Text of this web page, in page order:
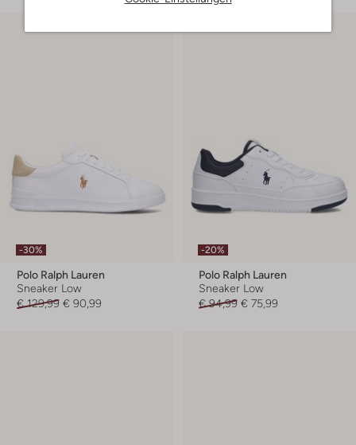
-30%
Polo Ralph Lauren
Sneaker Low
€ 129,99 € 90,99
-20%
Polo Ralph Lauren
Sneaker Low
€ 94,99 € 75,99